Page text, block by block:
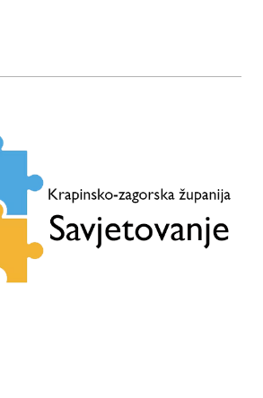
novine“ br. 78/15), Zajedničko